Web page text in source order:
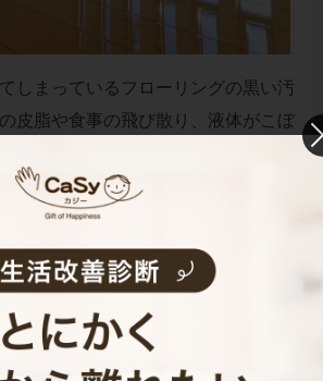
しまっているフローリングの黒い汚
皮脂や食事の飛び散り、液体がこぼ
汚れならば、消しゴムで落とせるこ
、100円ショップなどで買えるメラ
ってみるのも手です。油性の汚れな
可能性が大！
々の軽いお掃除に加えて月に数度の
ピカピカキレイなフローリングを維